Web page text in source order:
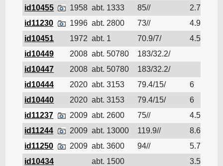
id10455
1958 abt. 1333 85// 2.73
id11230
1996 abt. 2800 73// 4.9
id10451
1972 abt. 1 70.9/7/ 4.5
id10449
2008 abt. 50780 183/32.2/
id10447
2008 abt. 50780 183/32.2/
id10444
2020 abt. 3153 79.4/15/ 6
id10440
2020 abt. 3153 79.4/15/ 6
id11237
2009 abt. 2600 75// 4.5
id11244
2009 abt. 13000 119.9// 8.6
id11250
2009 abt. 3600 94// 5.7
id10434
abt. 1500 3.5